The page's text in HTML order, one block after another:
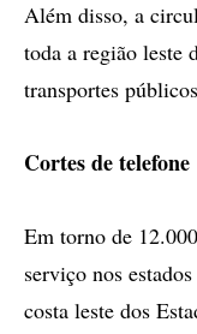
Além disso, a
toda a região leste
transportes
Cortes de telefone
Em torno de
serviço nos
costa leste dos